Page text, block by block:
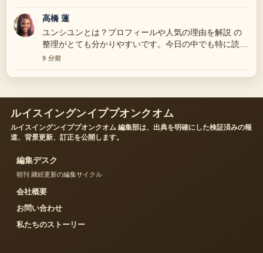
高橋 蓮
ユンシユンとは？プロフィールや人気の理由を解説 の
整理がとても分かりやすいです。今日の中でも特に読み
やすいです。
9 分前
ルイスイングンイププオンクオム
ルイスイングンイププオンクオム 編集部は、出典を明確にした検証済みの報
道、背景更新、訂正を公開します。
編集デスク
朝刊 継続更新の編集サイクル
会社概要
お問い合わせ
私たちのストーリー